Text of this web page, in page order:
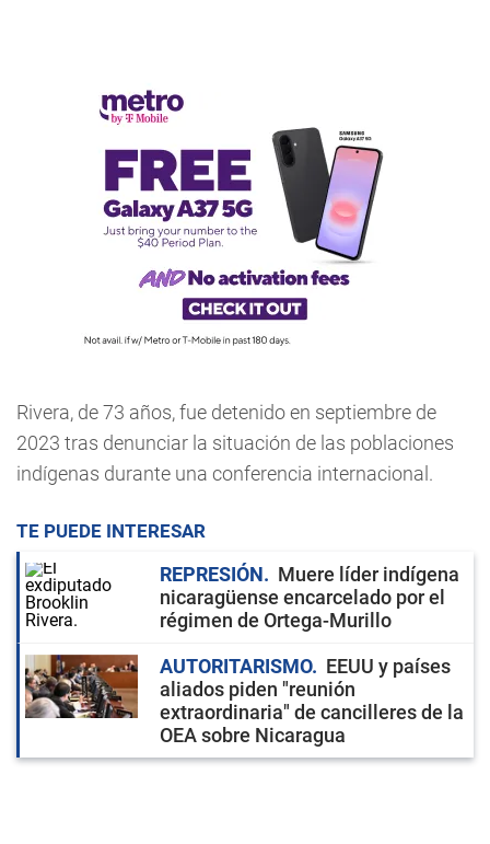
Rivera, de 73 años, fue detenido en septiembre de
2023 tras denunciar la situación de las poblaciones
indígenas durante una conferencia internacional.
TE PUEDE INTERESAR
REPRESIÓN
Muere líder indígena
nicaragüense encarcelado por el
régimen de Ortega-Murillo
AUTORITARISMO
EEUU y países
aliados piden "reunión
extraordinaria" de cancilleres de la
OEA sobre Nicaragua